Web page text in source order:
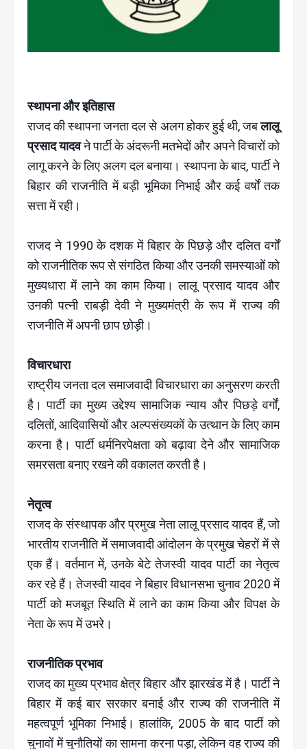
स्थापना और इतिहास
राजद की स्थापना जनता दल से अलग होकर हुई थी, जबलालू
प्रसाद यादवने पार्टी के अंदरूनी मतभेदों और अपने विचारों को
लागू करने के लिए अलग दल बनाया। स्थापना के बाद, पार्टी ने
बिहार की राजनीति में बड़ी भूमिका निभाई और कई वर्षों तक
सत्ता में रही।
राजद ने 1990 के दशक में बिहार के पिछड़े और दलित वर्गों
को राजनीतिक रूप से संगठित किया और उनकी समस्याओं को
मुख्यधारा में लाने का काम किया। लालू प्रसाद यादव और
उनकी पत्नी राबड़ी देवी ने मुख्यमंत्री के रूप में राज्य की
राजनीति में अपनी छाप छोड़ी।
विचारधारा
राष्ट्रीय जनता दल समाजवादी विचारधारा का अनुसरण करती
है। पार्टी का मुख्य उद्देश्य सामाजिक न्याय और पिछड़े वर्गों,
दलितों, आदिवासियों और अल्पसंख्यकों के उत्थान के लिए काम
करना है। पार्टी धर्मनिरपेक्षता को बढ़ावा देने और सामाजिक
समरसता बनाए रखने की वकालत करती है।
नेतृत्व
राजद के संस्थापक और प्रमुख नेता लालू प्रसाद यादव हैं, जो
भारतीय राजनीति में समाजवादी आंदोलन के प्रमुख चेहरों में से
एक हैं। वर्तमान में, उनके बेटे तेजस्वी यादव पार्टी का नेतृत्व
कर रहे हैं। तेजस्वी यादव ने बिहार विधानसभा चुनाव 2020 में
पार्टी को मजबूत स्थिति में लाने का काम किया और विपक्ष के
नेता के रूप में उभरे।
राजनीतिक प्रभाव
राजद का मुख्य प्रभाव क्षेत्र बिहार और झारखंड में है। पार्टी ने
बिहार में कई बार सरकार बनाई और राज्य की राजनीति में
महत्वपूर्ण भूमिका निभाई। हालांकि, 2005 के बाद पार्टी को
चुनावों में चुनौतियों का सामना करना पड़ा, लेकिन वह राज्य की